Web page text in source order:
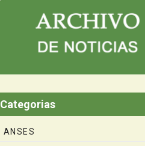
Categorias
ANSES